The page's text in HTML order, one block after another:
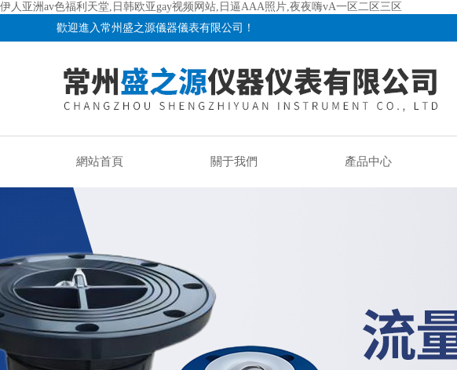
伊人亚洲av色福利天堂,日韩欧亚gay视频网站,日逼AAA照片,夜夜嗨vA一区二区三区
歡迎進入常州盛之源儀器儀表有限公司！
網站首頁 關于我們 產品中心